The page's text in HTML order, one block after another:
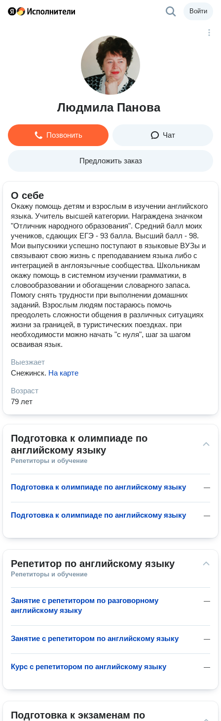
Войти
Людмила Панова
Позвонить Чат
Предложить заказ
О себе
Окажу помощь детям и взрослым в изучении английского
языка. Учитель высшей категории. Награждена значком
"Отличник народного образования". Средний балл моих
учеников, сдающих ЕГЭ - 93 балла. Высший балл - 98.
Мои выпускники успешно поступают в языковые ВУЗы и
связывают свою жизнь с преподаванием языка либо с
интеграцией в англоязычные сообщества. Школьникам
окажу помощь в системном изучении грамматики, в
словообразовании и обогащении словарного запаса.
Помогу снять трудности при выполнении домашних
заданий. Взрослым людям постараюсь помочь
преодолеть сложности общения в различных ситуациях
жизни за границей, в туристических поездках. при
необходимости можно начать "с нуля", шаг за шагом
осваивая язык.
Выезжает
Снежинск. На карте
Возраст
79 лет
Подготовка к олимпиаде по
английскому языку
Репетиторы и обучение
—
Подготовка к олимпиаде по английскому языку
—
Подготовка к олимпиаде по английскому языку
Репетитор по английскому языку
Репетиторы и обучение
—
Занятие с репетитором по разговорному
английскому языку
—
Занятие с репетитором по английскому языку
—
Курс с репетитором по английскому языку
Подготовка к экзаменам по